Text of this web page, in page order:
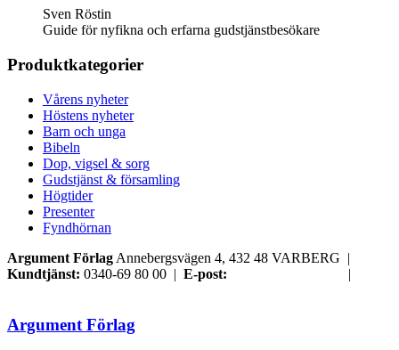
Sven Röstin
Guide för nyfikna och erfarna gudstjänstbesökare
Produktkategorier
Vårens nyheter
Höstens nyheter
Barn och unga
Bibeln
Dop, vigsel & sorg
Gudstjänst & församling
Högtider
Presenter
Fyndhörnan
Argument Förlag Annebergsvägen 4, 432 48 VARBERG |
Kundtjänst: 0340-69 80 00 | E-post:
|
Argument Förlag